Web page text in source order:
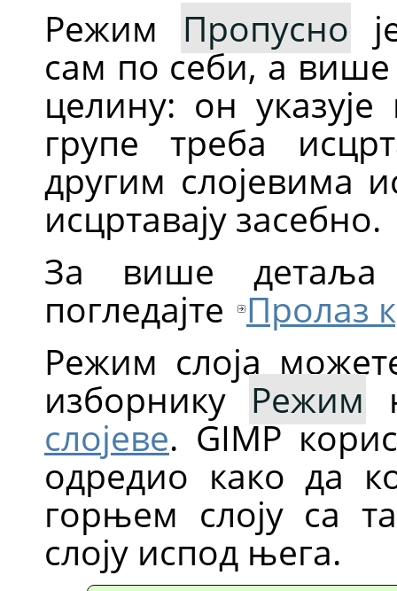
Режим Пропусно
сам по себи, а више
целину: он
групе треба
другим слојевима
исцртавају засебно.
За више
погледајте Пролаз
Режим слоја
изборнику Режим
слојеве. GIMP
одредио како да
горњем слоју са
слоју испод њега.